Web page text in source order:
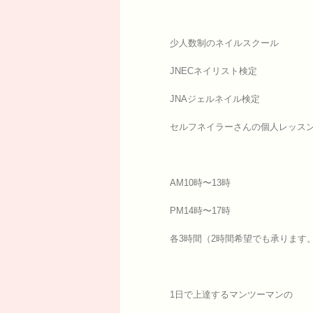
少人数制のネイルスクール
JNECネイリスト検定
JNAジェルネイル検定
セルフネイラーさんの個人レッス
AM10時〜13時
PM14時〜17時
各3時間（2時間希望でも承ります
1日で上達するマンツーマンの